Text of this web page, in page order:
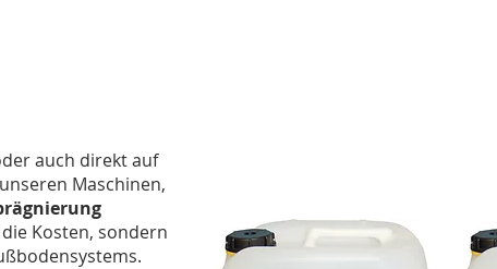
auch direkt auf
Maschinen,
Kosten, sondern